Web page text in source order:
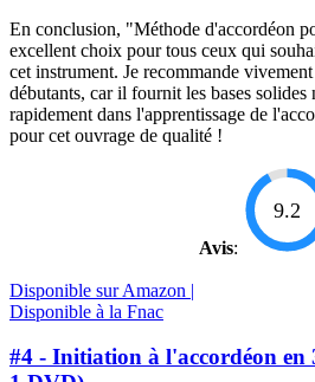
En conclusion, "Méthode d'accordéon
excellent choix pour tous ceux qui
cet instrument. Je recommande
débutants, car il fournit les bases solides
rapidement dans l'apprentissage de
pour cet ouvrage de qualité !
Avis:
9.2
Disponible sur Amazon |
Disponible à la Fnac
#4 - Initiation à l'accordéon en